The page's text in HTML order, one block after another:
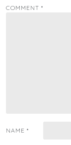
COMMENT *
NAME *